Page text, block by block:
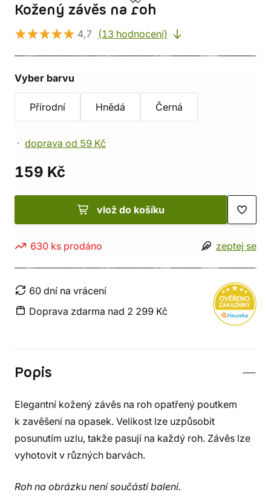
Kožený závěs na roh
4,7 (13 hodnocení)
Vyber barvu
Přírodní Hnědá Černá
doprava od 59 Kč
159 Kč
vlož do košíku
630 ks prodáno zeptej se
60 dní na vrácení
Doprava zdarma nad 2 299 Kč
Popis
Elegantní kožený závěs na roh opatřený poutkem
k zavěšení na opasek. Velikost lze uzpůsobit
posunutím uzlu, takže pasují na každý roh. Závěs lze
vyhotovit v různých barvách.
Roh na obrázku není součástí balení.